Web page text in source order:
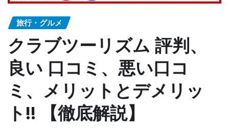
旅行・グルメ
クラブツーリズム 評判、
良い 口コミ、悪い口コ
ミ、メリットとデメリッ
ト!! 【徹底解説】